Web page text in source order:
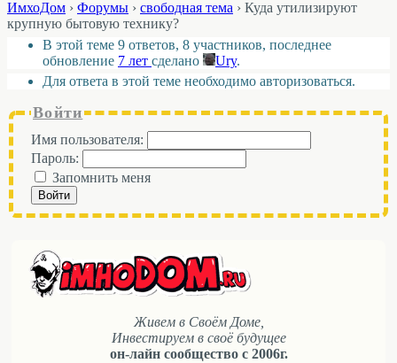
ИмхоДом › Форумы › свободная тема › Куда утилизируют
крупную бытовую технику?
В этой теме 9 ответов, 8 участников, последнее
обновление 7 лет сделано Ury.
Для ответа в этой теме необходимо авторизоваться.
Войти
Имя пользователя:
Пароль:
Запомнить меня
Войти
Живем в Своём Доме,
Инвестируем в своё будущее
он-лайн сообщество с 2006г.